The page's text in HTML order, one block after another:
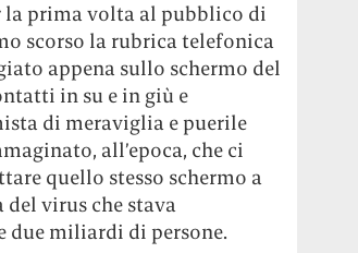
la prima volta al pubblico di
scorso la rubrica telefonica
appena sullo schermo del
in su e in giù e
di meraviglia e puerile
all’epoca, che ci
quello stesso schermo a
virus che stava
due miliardi di persone.